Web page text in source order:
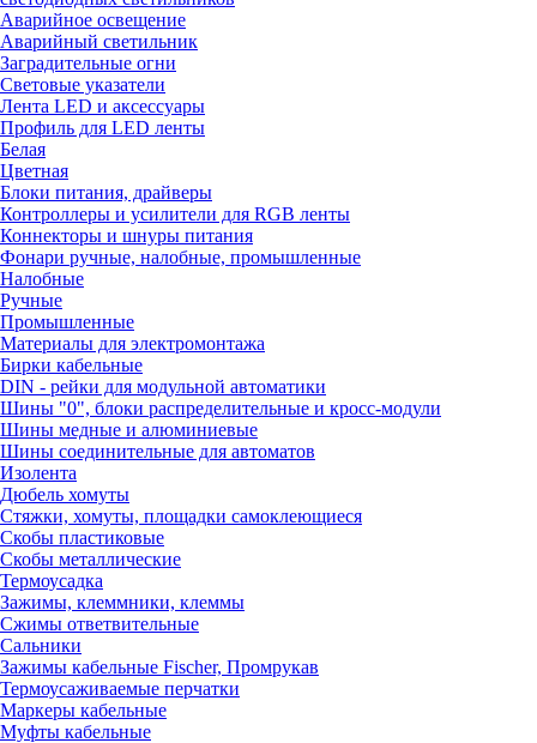
Аварийное освещение
Аварийный светильник
Заградительные огни
Световые указатели
Лента LED и аксессуары
Профиль для LED ленты
Белая
Цветная
Блоки питания, драйверы
Контроллеры и усилители для RGB ленты
Коннекторы и шнуры питания
Фонари ручные, налобные, промышленные
Налобные
Ручные
Промышленные
Материалы для электромонтажа
Бирки кабельные
DIN - рейки для модульной автоматики
Шины "0", блоки распределительные и кросс-модули
Шины медные и алюминиевые
Шины соединительные для автоматов
Изолента
Дюбель хомуты
Стяжки, хомуты, площадки самоклеющиеся
Скобы пластиковые
Скобы металлические
Термоусадка
Зажимы, клеммники, клеммы
Сжимы ответвительные
Сальники
Зажимы кабельные Fischer, Промрукав
Термоусаживаемые перчатки
Маркеры кабельные
Муфты кабельные